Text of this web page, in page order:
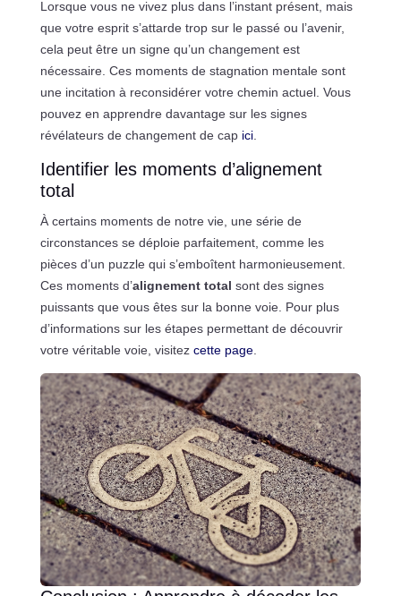
Lorsque vous ne vivez plus dans l’instant présent, mais
que votre esprit s’attarde trop sur le passé ou l’avenir,
cela peut être un signe qu’un changement est
nécessaire. Ces moments de stagnation mentale sont
une incitation à reconsidérer votre chemin actuel. Vous
pouvez en apprendre davantage sur les signes
révélateurs de changement de cap ici.
Identifier les moments d’alignement
total
À certains moments de notre vie, une série de
circonstances se déploie parfaitement, comme les
pièces d’un puzzle qui s’emboîtent harmonieusement.
Ces moments d’alignement total sont des signes
puissants que vous êtes sur la bonne voie. Pour plus
d’informations sur les étapes permettant de découvrir
votre véritable voie, visitez cette page.